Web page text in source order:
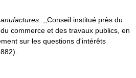
,,Conseil institué près du
commerce et des travaux publics, en
sur les questions d'intérêts